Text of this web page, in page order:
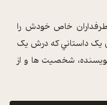
طرفداران خاص خودش را
يک داستاني که درش يک
شخصيت ها و از